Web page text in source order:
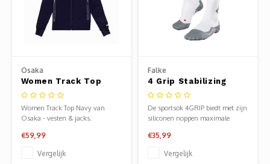
Osaka
Women Track Top
Navy
Women Track Top Navy van
Osaka - vesten & jacks.
€59,99
Vergelijk
Falke
4 Grip Stabilizing
Sock
De sportsok 4GRIP biedt met zijn
siliconen noppen maximale
wat vooral goed is voor sporten
waarbij snel van richting moet
worden veranderd. Bovendien
€35,99
Vergelijk